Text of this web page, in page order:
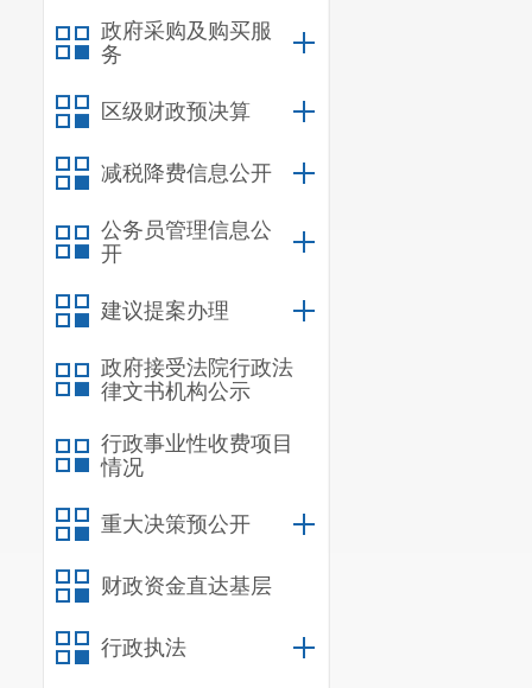
政府采购及购买服
务
区级财政预决算
减税降费信息公开
公务员管理信息公
开
建议提案办理
政府接受法院行政法
律文书机构公示
行政事业性收费项目
情况
重大决策预公开
财政资金直达基层
行政执法